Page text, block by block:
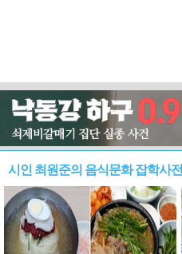
시인 최원준의 음식문화 잡학사전